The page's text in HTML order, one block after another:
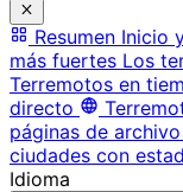
Resumen Inicio
más fuertes Los
Terremotos en
directo
páginas de archivo
ciudades con
Idioma